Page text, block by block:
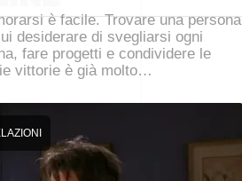
è facile. Trovare una persona
desiderare di svegliarsi ogni
fare progetti e condividere le
vittorie è già molto…